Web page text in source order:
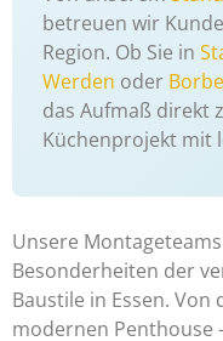
betreuen wir
Region. Ob Sie in
Werden oder
das Aufmaß direkt
Küchenprojekt mit
Unsere
Besonderheiten der
Baustile in Essen.
modernen Penthouse